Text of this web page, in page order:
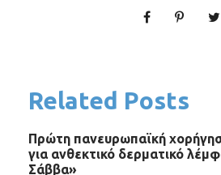
Related Posts
Πρώτη πανευρωπαϊκή
για ανθεκτικό δερματικό
Σάββα»